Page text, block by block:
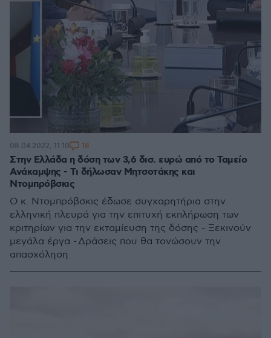
Στην Ελλάδα η δόση των 3,6 δισ. ευρώ από το Ταμείο
Ανάκαμψης - Τι δήλωσαν Μητσοτάκης και
Ντομπρόβσκις
Ο κ. Ντομπρόβσκις έδωσε συγχαρητήρια στην
ελληνική πλευρά για την επιτυχή εκπλήρωση των
κριτηρίων για την εκταμίευση της δόσης - Ξεκινούν
μεγάλα έργα - Δράσεις που θα τονώσουν την
απασχόληση
08.04.2022, 11:10 18